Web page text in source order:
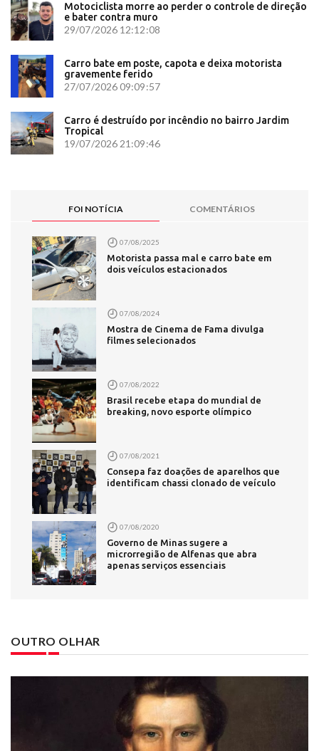
Motociclista morre ao perder o controle de direção
e bater contra muro
29/07/2026 12:12:08
Carro bate em poste, capota e deixa motorista
gravemente ferido
27/07/2026 09:09:57
Carro é destruído por incêndio no bairro Jardim
Tropical
19/07/2026 21:09:46
FOI NOTÍCIA COMENTÁRIOS
07/08/2025
Motorista passa mal e carro bate em
dois veículos estacionados
07/08/2024
Mostra de Cinema de Fama divulga
filmes selecionados
07/08/2022
Brasil recebe etapa do mundial de
breaking, novo esporte olímpico
07/08/2021
Consepa faz doações de aparelhos que
identificam chassi clonado de veículo
07/08/2020
Governo de Minas sugere a
microrregião de Alfenas que abra
apenas serviços essenciais
OUTRO OLHAR